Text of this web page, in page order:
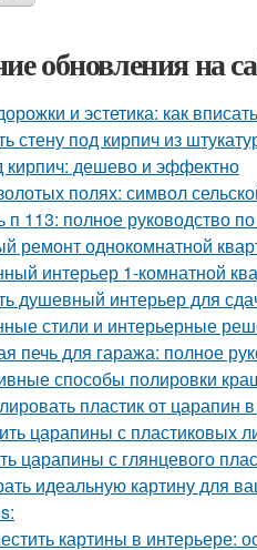
обновления на
и эстетика: как
стену под кирпич из
кирпич: дешево и эффектно
полях: символ
п 113: полное руководство
ремонт однокомнатной
интерьер 1-комнатной
душевный интерьер для
стили и интерьерные
печь для гаража: полное
способы полировки
пластик от
царапины с пластиковых
царапины с глянцевого
идеальную картину для
картины в интерьере: